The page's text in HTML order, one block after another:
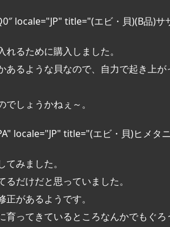
locale="JP" title="(エビ・貝)(B品)
るために購入しました。
あるような貝なので、自力で起き上
しょうかねぇ～。
locale="JP" title="(エビ・貝)ヒメタ
みました。
だけだと思っていました。
があるようです。
育ってきているところなんかでもぐ